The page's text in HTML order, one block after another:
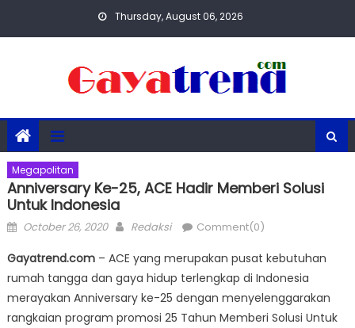
Thursday, August 06, 2026
Megapolitan
Anniversary Ke-25, ACE Hadir Memberi Solusi
Untuk Indonesia
Posted
October 26, 2020 Author
Redaksi Comment(0)
Gayatrend.com– ACE yang merupakan pusat kebutuhan
rumah tangga dan gaya hidup terlengkap di Indonesia
merayakan Anniversary ke-25 dengan menyelenggarakan
rangkaian program promosi 25 Tahun Memberi Solusi Untuk